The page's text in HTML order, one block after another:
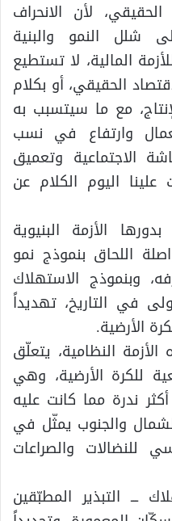
لأن الانحراف
شلل النمو والبنية
المالية، لا تستطيع
الحقيقي، أو بكلام
مع ما سيتسبب به
وارتفاع في نسب
الاجتماعية وتعميق
اليوم الكلام عن
الأزمة البنيوية
اللحاق بنموذج نمو
وبنموذج الاستهلاك
في التاريخ، تهديداً
الأرضية.
النظامية، يتعلّق
للكرة الأرضية، وهي
ندرة مما كانت عليه
والجنوب يمثّل في
للنضالات والصراعات
ـــ التبذير المطبّقين